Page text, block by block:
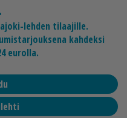
lehden tilaajille.
kahdeksi
eurolla.